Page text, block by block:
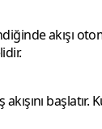
akışı